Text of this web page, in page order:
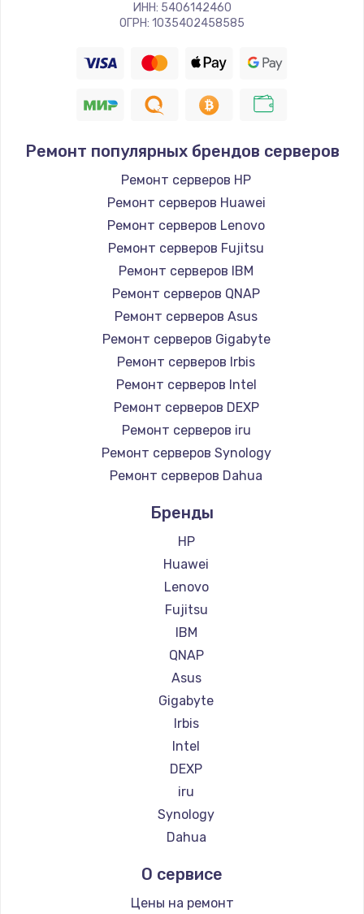
ИНН: 5406142460
ОГРН: 1035402458585
Ремонт популярных брендов серверов
Ремонт серверов HP
Ремонт серверов Huawei
Ремонт серверов Lenovo
Ремонт серверов Fujitsu
Ремонт серверов IBM
Ремонт серверов QNAP
Ремонт серверов Asus
Ремонт серверов Gigabyte
Ремонт серверов Irbis
Ремонт серверов Intel
Ремонт серверов DEXP
Ремонт серверов iru
Ремонт серверов Synology
Ремонт серверов Dahua
Бренды
HP
Huawei
Lenovo
Fujitsu
IBM
QNAP
Asus
Gigabyte
Irbis
Intel
DEXP
iru
Synology
Dahua
О сервисе
Цены на ремонт